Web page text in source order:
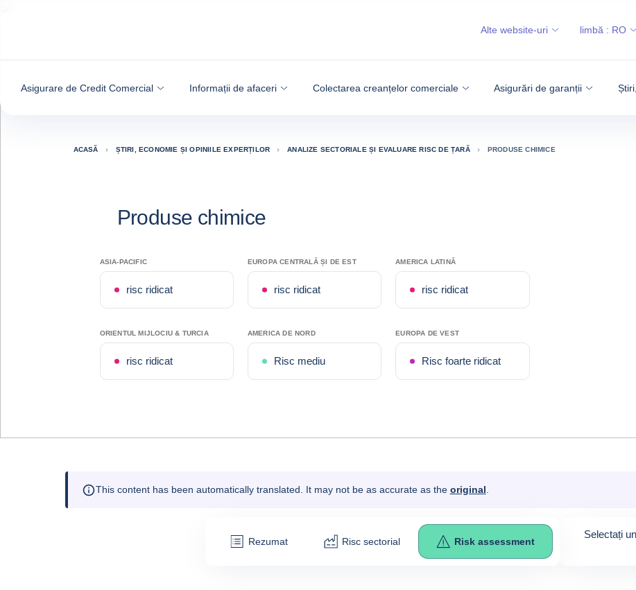
Asigurare de Credit Comercial Informații de afaceri Colectarea creanțelor comerciale Asigurări de garanții
Alte website-uri limbă : RO
ACASĂ ȘTIRI, ECONOMIE ȘI OPINIILE EXPERȚILOR ANALIZE SECTORIALE ȘI EVALUARE RISC DE ȚARĂ PRODUSE CHIMICE
Produse chimice
ASIA-PACIFIC
risc ridicat
EUROPA CENTRALĂ ȘI DE EST
risc ridicat
AMERICA LATINĂ
risc ridicat
ORIENTUL MIJLOCIU & TURCIA
risc ridicat
AMERICA DE NORD
Risc mediu
EUROPA DE VEST
Risc foarte ridicat
This content has been automatically translated. It may not be as accurate as the original
Rezumat Risc sectorial Risk assessment
Selectați